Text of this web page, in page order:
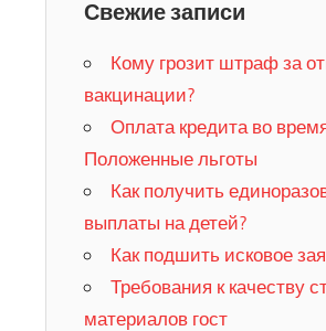
Свежие записи
Кому грозит штраф за
вакцинации?
​Оплата кредита во
Положенные льготы
​Как получить
выплаты на детей?
Как подшить исковое
Требования к качеству
материалов гост